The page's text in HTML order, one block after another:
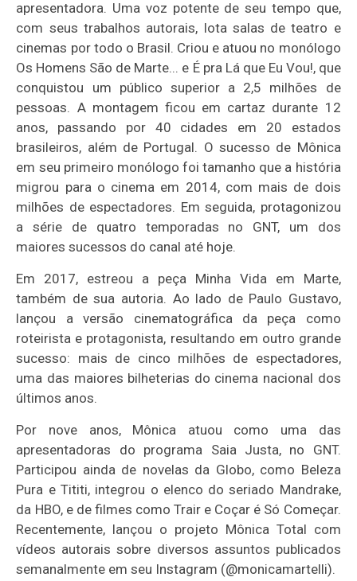
apresentadora. Uma voz potente de seu tempo que,
com seus trabalhos autorais, lota salas de teatro e
cinemas por todo o Brasil. Criou e atuou no monólogo
Os Homens São de Marte... e É pra Lá que Eu Vou!, que
conquistou um público superior a 2,5 milhões de
pessoas. A montagem ficou em cartaz durante 12
anos, passando por 40 cidades em 20 estados
brasileiros, além de Portugal. O sucesso de Mônica
em seu primeiro monólogo foi tamanho que a história
migrou para o cinema em 2014, com mais de dois
milhões de espectadores. Em seguida, protagonizou
a série de quatro temporadas no GNT, um dos
maiores sucessos do canal até hoje.
Em 2017, estreou a peça Minha Vida em Marte,
também de sua autoria. Ao lado de Paulo Gustavo,
lançou a versão cinematográfica da peça como
roteirista e protagonista, resultando em outro grande
sucesso: mais de cinco milhões de espectadores,
uma das maiores bilheterias do cinema nacional dos
últimos anos.
Por nove anos, Mônica atuou como uma das
apresentadoras do programa Saia Justa, no GNT.
Participou ainda de novelas da Globo, como Beleza
Pura e Tititi, integrou o elenco do seriado Mandrake,
da HBO, e de filmes como Trair e Coçar é Só Começar.
Recentemente, lançou o projeto Mônica Total com
vídeos autorais sobre diversos assuntos publicados
semanalmente em seu Instagram (@monicamartelli).